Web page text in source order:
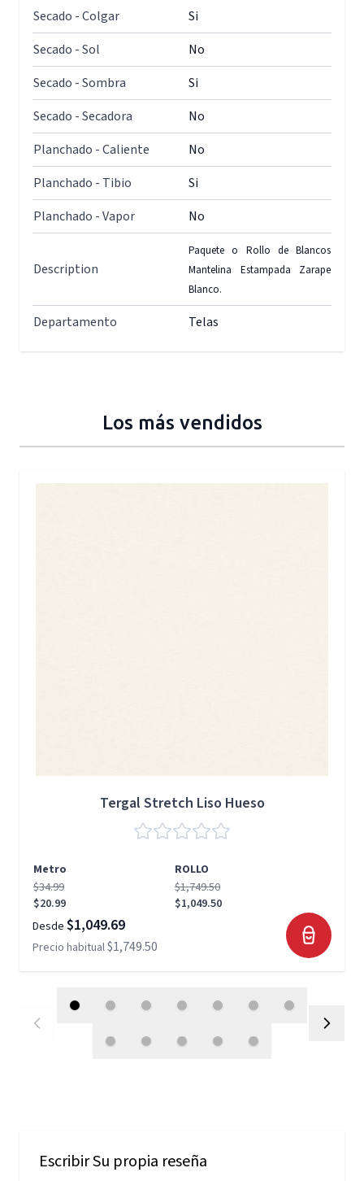
Secado - Colgar
Si
Secado - Sol
No
Secado - Sombra
Si
Secado - Secadora
No
Planchado - Caliente
No
Planchado - Tibio
Si
Planchado - Vapor
No
Description
Paquete o Rollo de Blancos
Mantelina Estampada Zarape
Blanco.
Departamento Telas
Los más vendidos
Tergal Stretch Liso Hueso
Metro
ROLLO
$34.99
$20.99
$1,749.50
$1,049.50
Desde $1,049.69
Precio habitual$1,749.50
Escribir Su propia reseña